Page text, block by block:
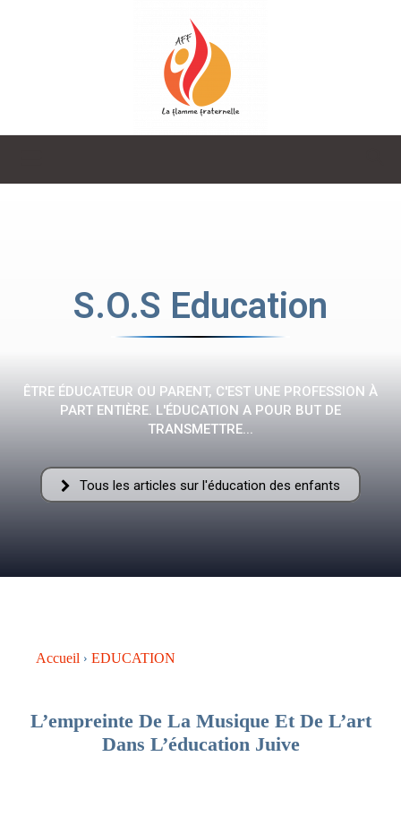
Fraternelle
–
AFF
S.O.S Education
ÊTRE ÉDUCATEUR OU PARENT, C'EST UNE PROFESSION À
PART ENTIÈRE. L'ÉDUCATION A POUR BUT DE
TRANSMETTRE...
Tous les articles sur l'éducation des enfants
Accueil EDUCATION
L’empreinte De La Musique Et De L’art
Dans L’éducation Juive